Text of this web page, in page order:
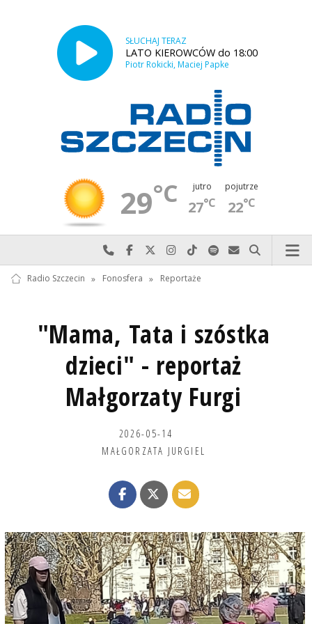
SŁUCHAJ TERAZ
LATO KIEROWCÓW do 18:00
Piotr Rokicki, Maciej Papke
29°C jutro
27°C
pojutrze
22°C
Najlepiej po prostu do nas zadzwoń
Odwiedź nas na Facebook-u
Odwiedź nas na X
Odwiedź nas na Instagram-ie
Odwiedź nas na TikTok-u
Szukaj nas na Spotify
Wyślij do nas
Szukaj
Radio Szczecin » Fonosfera » Reportaże
"Mama, Tata i szóstka
dzieci" - reportaż
Małgorzaty Furgi
2026-05-14
MAŁGORZATA JURGIEL